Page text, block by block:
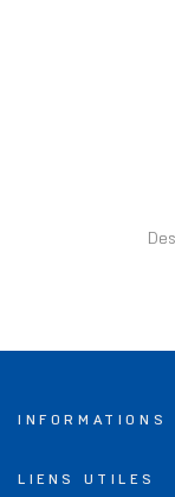
INFORMATIONS
LIENS UTILES